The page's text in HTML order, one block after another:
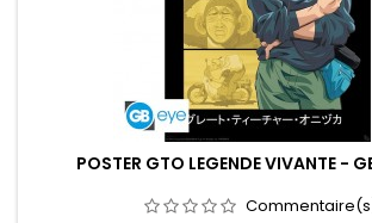
POSTER GTO LEGENDE VIVANTE -